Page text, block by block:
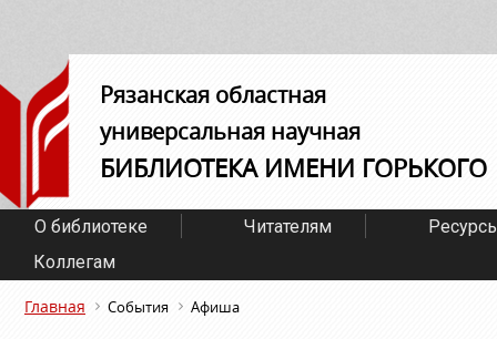
Рязанская областная
универсальная научная
БИБЛИОТЕКА ИМЕНИ ГОРЬКОГО
О библиотеке Читателям
Коллегам
Главная События Афиша